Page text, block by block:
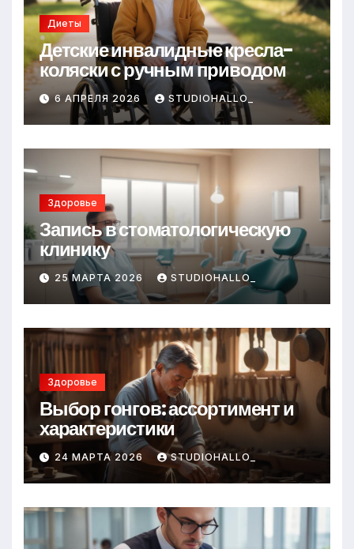
Диеты
Детские инвалидные кресла-
коляски с ручным приводом
6 АПРЕЛЯ 2026 STUDIOHALLO_
Здоровье
Запись в стоматологическую
клинику
25 МАРТА 2026 STUDIOHALLO_
Здоровье
Выбор гонгов: ассортимент и
характеристики
24 МАРТА 2026 STUDIOHALLO_